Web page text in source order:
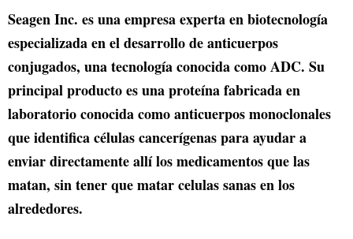
Seagen Inc. es una empresa experta en biotecnología
especializada en el desarrollo de anticuerpos
conjugados, una tecnología conocida como ADC. Su
principal producto es una proteína fabricada en
laboratorio conocida como anticuerpos monoclonales
que identifica células cancerígenas para ayudar a
enviar directamente allí los medicamentos que las
matan, sin tener que matar celulas sanas en los
alrededores.